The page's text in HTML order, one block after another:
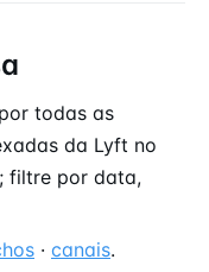
todas as
da Lyft no
; filtre por data,
· canais.